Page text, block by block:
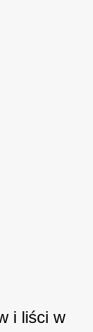
i liści w